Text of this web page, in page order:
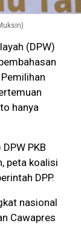
(DPW)
hanya
PKB
peta koalisi
DPP.
nasional
Cawapres